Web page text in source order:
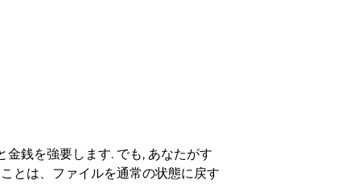
銭を強要します. でも, あなたがす
とは、ファイルを通常の状態に戻す